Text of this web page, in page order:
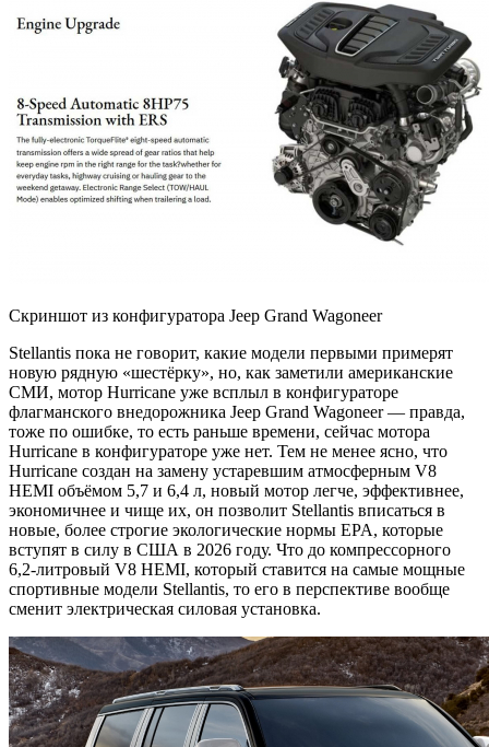
Скриншот из конфигуратора Jeep Grand Wagoneer
Stellantis пока не говорит, какие модели первыми примерят
новую рядную «шестёрку», но, как заметили американские
СМИ, мотор Hurricane уже всплыл в конфигураторе
флагманского внедорожника Jeep Grand Wagoneer — правда,
тоже по ошибке, то есть раньше времени, сейчас мотора
Hurricane в конфигураторе уже нет. Тем не менее ясно, что
Hurricane создан на замену устаревшим атмосферным V8
HEMI объёмом 5,7 и 6,4 л, новый мотор легче, эффективнее,
экономичнее и чище их, он позволит Stellantis вписаться в
новые, более строгие экологические нормы EPA, которые
вступят в силу в США в 2026 году. Что до компрессорного
6,2-литровый V8 HEMI, который ставится на самые мощные
спортивные модели Stellantis, то его в перспективе вообще
сменит электрическая силовая установка.